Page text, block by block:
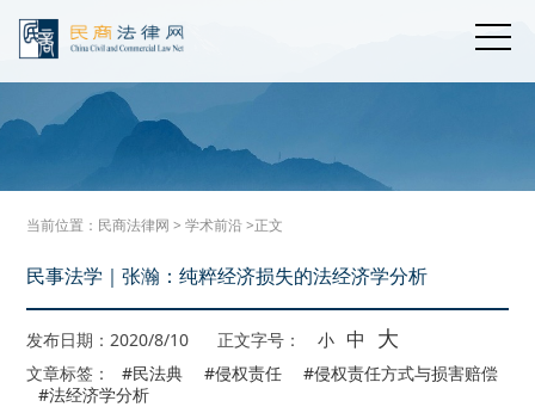
当前位置： 民商法律网 >学术前沿>正文
民事法学｜张瀚：纯粹经济损失的法经济学分析
发布日期：2020/8/10 正文字号： 小 中 大
文章标签： #民法典 #侵权责任
#侵权责任方式与损害赔偿
#法经济学分析